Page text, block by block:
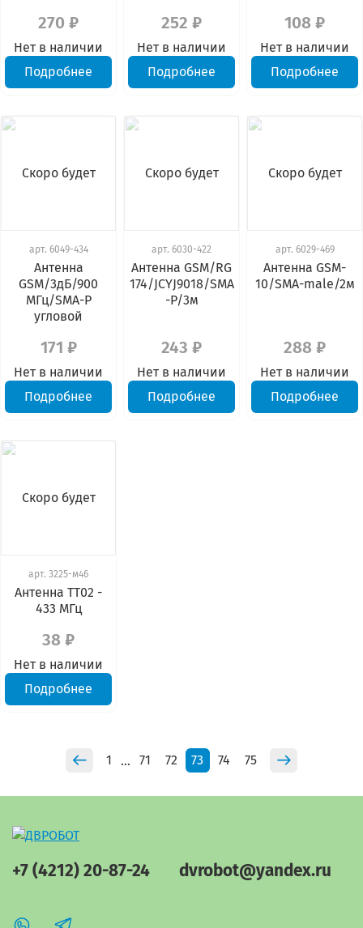
270 ₽
Нет в наличии
Подробнее
252 ₽
Нет в наличии
Подробнее
108 ₽
Нет в наличии
Подробнее
Скоро будет
арт. 6049-434
Антенна
GSM/3дБ/900
МГц/SMA-P
угловой
171 ₽
Нет в наличии
Подробнее
Скоро будет
арт. 6030-422
Антенна GSM/RG
174/JCYJ9018/SMA
-P/3м
243 ₽
Нет в наличии
Подробнее
Скоро будет
арт. 6029-469
Антенна GSM-
10/SMA-male/2м
288 ₽
Нет в наличии
Подробнее
Скоро будет
арт. 3225-м46
Антенна TT02 -
433 МГц
38 ₽
Нет в наличии
Подробнее
1 … 71 72 73 74 75
+7 (4212) 20-87-24 dvrobot@yandex.ru